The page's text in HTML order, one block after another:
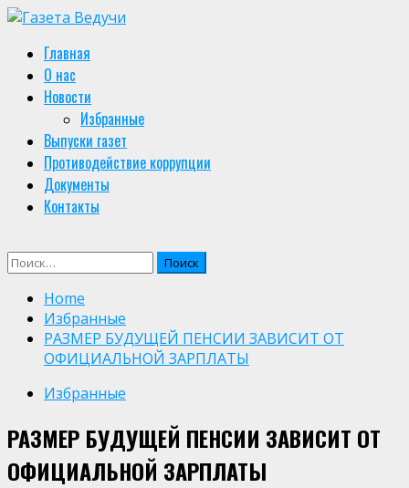
Skip
content
Primary
Menu
Главная
О нас
Новости
Избранные
Выпуски газет
Противодействие коррупции
Документы
Контакты
Найти:
Home
Избранные
РАЗМЕР БУДУЩЕЙ ПЕНСИИ ЗАВИСИТ ОТ
ОФИЦИАЛЬНОЙ ЗАРПЛАТЫ
Избранные
РАЗМЕР БУДУЩЕЙ ПЕНСИИ ЗАВИСИТ ОТ
ОФИЦИАЛЬНОЙ ЗАРПЛАТЫ